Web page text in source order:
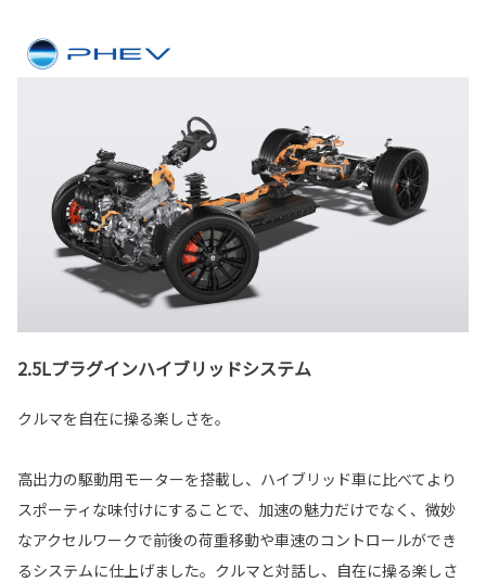
2.5Lプラグインハイブリッドシステム
クルマを自在に操る楽しさを。
高出力の駆動用モーターを搭載し、ハイブリッド車に比べてより
スポーティな味付けにすることで、加速の魅力だけでなく、微妙
なアクセルワークで前後の荷重移動や車速のコントロールができ
るシステムに仕上げました。クルマと対話し、自在に操る楽しさ